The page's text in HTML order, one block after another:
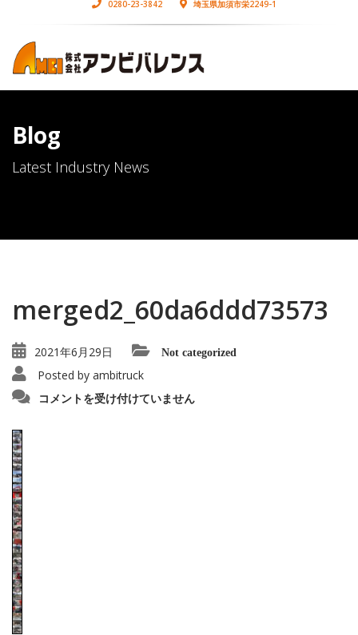
0280-23-3842 埼玉県加須市栄2249-1
Blog
Latest Industry News
merged2_60da6ddd73573
2021年6月29日 Not categorized
Posted by ambitruck
merged2_60da6ddd73573
は
コメントを受け付けていません